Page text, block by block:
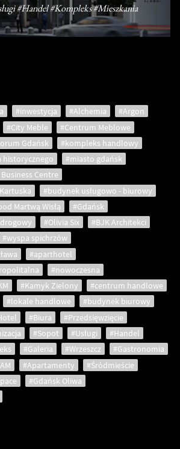
#Handel#Kompleks#Mieszkania
#inwestycja #Alchemia
#Argon
#City Meble
#Centrum Meblowe
Gdańsk
#kompleks handlowy
historycznego
#miasto gdańsk
Centre
#budynek usługowo - biurowy
Martwą Wisłą
#Gdańsk
#Olivia Six
#BJK Architekci
#wyspa spichrzów
#aparthotel
#nowoczesna
#Kamyk Zielony
#centrum handlowe
#lokale handlowe
#budynek biurowy
#Biura
#Przedsięwzięcie
#Sopot #Usługi
#Handel
#Galeria #Wrzeszcz
#Gastronomia
#Apartamenty
#Śródmieście
#Gdańsk Oliwa